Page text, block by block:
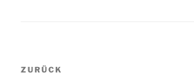
Beitragsnavigation
Vorheriger
ZURÜCK